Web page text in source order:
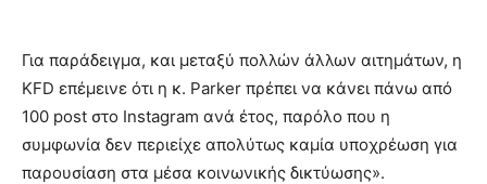
Για παράδειγμα, και μεταξύ πολλών άλλων αιτημάτων, η
KFD επέμεινε ότι η κ. Parker πρέπει να κάνει πάνω από
100 post στο Instagram ανά έτος, παρόλο που η
συμφωνία δεν περιείχε απολύτως καμία υποχρέωση για
παρουσίαση στα μέσα κοινωνικής δικτύωσης».